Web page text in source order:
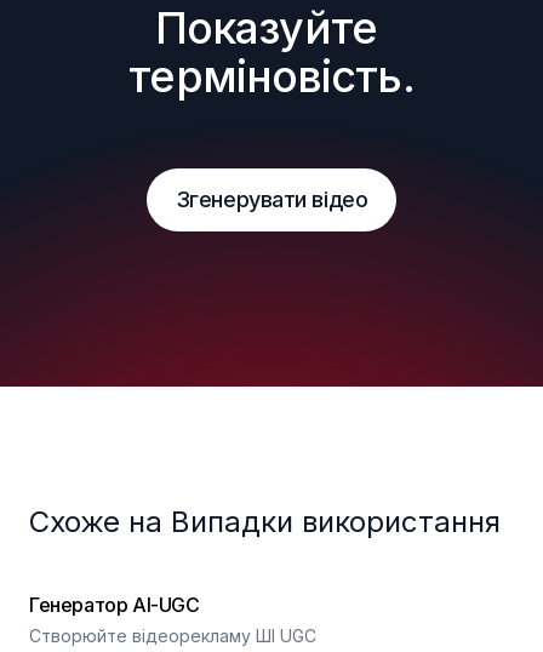
Показуйте
терміновість.
Згенерувати відео
Схоже на Випадки використання
Генератор AI-UGC
Створюйте відеорекламу ШІ UGC